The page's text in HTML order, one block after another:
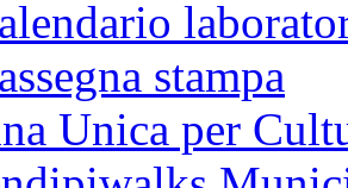
stampa
Unica per